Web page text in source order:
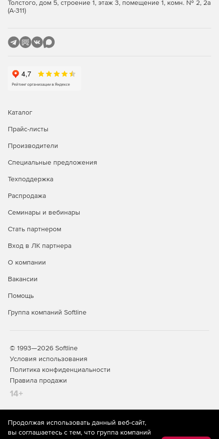
Поддержка всех основных реляционных баз данных
Утилита FlexText для синтаксического анализа
плоских файлов.
IDoc и IATA PADIS EDI (зависит от редакции).
Генерация кода XSLT 1.0/2.0 и XQuery (Professional и
промежуточные переменные.
Мощные функции сортировки ввода баз данных и
других структурированных данных.
Визуальное построение функций.
Генерация кода Java, C# и C++ (Professional и
Enterprise).
Создание и чтение файлов JSON (Enterprise).
Автоматизация за счет средств управления C# или
JAVA API, ActiveX или командной строки.
Интеграция с StyleVision для рендера результатов
(Professional и Enterprise).
32- и 64-разрядные версии.
Поддержка таксономии US GAAP 2014 XBRL
(Enterprise).
Толстого, дом 5, строение 1, этаж 3, помещение 1, комн. № 2, 2а
(А-311)
Каталог
Прайс-листы
Производители
Специальные предложения
Техподдержка
Распродажа
Семинары и вебинары
Стать партнером
Вход в ЛК партнера
О компании
Вакансии
Помощь
Группа компаний Softline
© 1993—2026 Softline
Условия использования
Политика конфиденциальности
Правила продажи
14+
На информационном ресурсе store.softline.ru применяются
рекомендательные технологии(информационные технологии
Продолжая использовать данный веб-сайт,
вы соглашаетесь с тем, что группа компаний